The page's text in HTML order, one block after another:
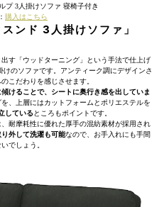
プ 3人掛けソファ 寝椅子付き
購入はこちら
ンド 3人掛けソファ」
す「ウッドターニング」という手法で仕上げ
のソファです。アンティーク調にデザインさ
こだわりを感じさせます。
けることで、シートに奥行き感を出していま
、上層にはカットフォームとポリエステルを
している ところもポイントです。
耐摩耗性に優れた厚手の混紡素材が採用され
り外して洗濯も可能なので、お手入れにも手間
でしょう。